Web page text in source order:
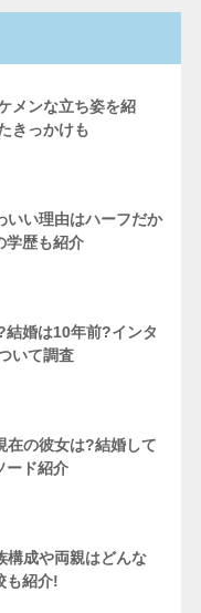
メンな立ち姿を紹
きっかけも
いい理由はハーフだか
学歴も紹介
婚は10年前?インタ
いて調査
在の彼女は?結婚して
ード紹介
構成や両親はどんな
も紹介!